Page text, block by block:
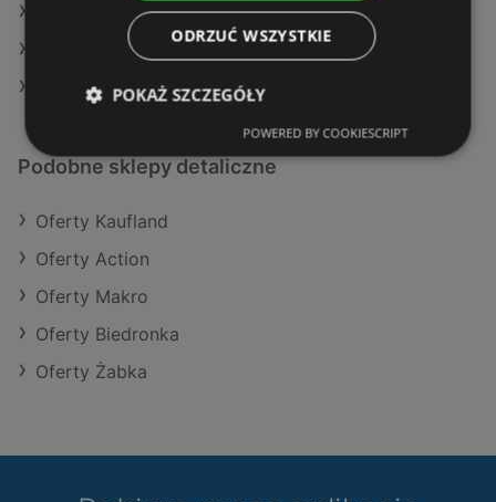
Aktualne gazetki Delikatesy Centrum
Aktualne gazetki Biedronka
Aktualne gazetki Aldi
Podobne sklepy detaliczne
Oferty Kaufland
Oferty Action
Oferty Makro
Oferty Biedronka
Oferty Żabka
ODRZUĆ WSZYSTKIE
POKAŻ SZCZEGÓŁY
POWERED BY COOKIESCRIPT